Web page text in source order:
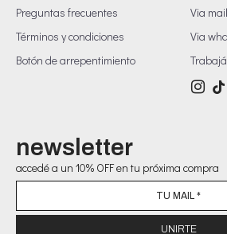
Preguntas frecuentes
Términos y condiciones
Botón de arrepentimiento
Via mail
Via
newsletter
accedé a un 10% OFF en tu próxima compra